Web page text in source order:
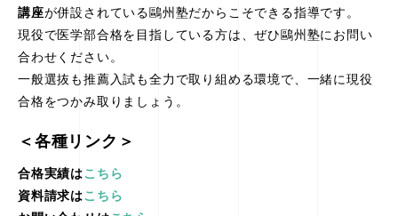
講座が併設されている鷗州塾だからこそできる指導です。
現役で医学部合格を目指している方は、ぜひ鷗州塾にお問い
合わせください。
一般選抜も推薦入試も全力で取り組める環境で、一緒に現役
合格をつかみ取りましょう。
＜各種リンク＞
合格実績はこちら
資料請求はこちら